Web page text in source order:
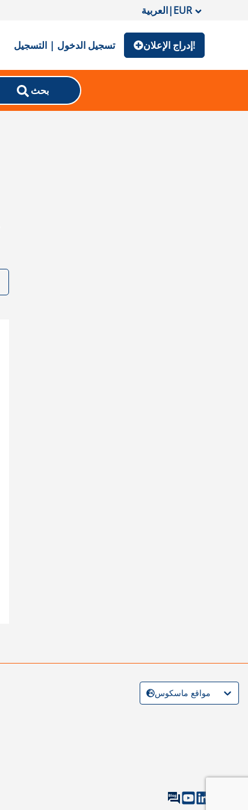
العربية|EUR
تسجيل الدخول | التسجيل إدراج الإعلان!
بحث
مواقع ماسكوس